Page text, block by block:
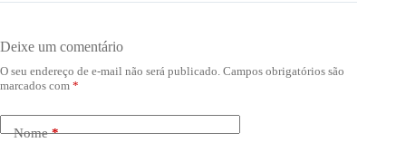
Deixe um comentário
O seu endereço de e-mail não será publicado. Campos obrigatórios são
marcados com *
Nome*